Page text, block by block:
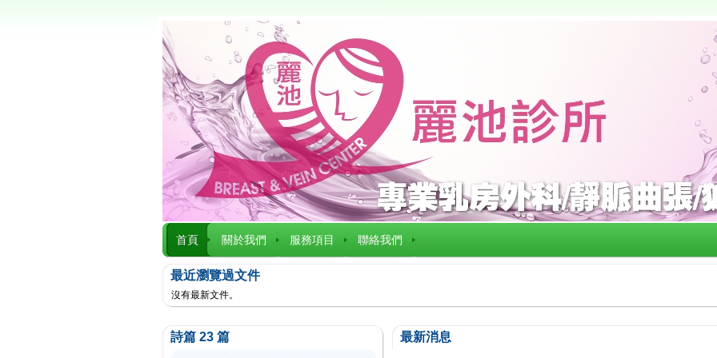
首頁 關於我們 服務項目 聯絡我們
最近瀏覽過文件
沒有最新文件。
詩篇 23 篇 最新消息